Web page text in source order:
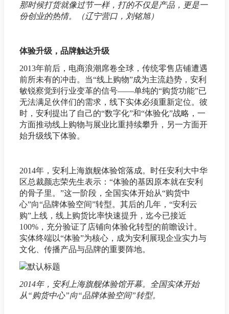
那时候打货就像过节一样，打的不仅是产品，更是一
份创业的热情。（辽宁营口，刘铭旭）
体验升级，品牌触达升级
2013年前后，电商浪潮席卷全球，传统零售店铺遭遇
前所未有的冲击。当“线上购物”成为主流趋势，安利
敏锐察觉到行业变革的信号——单纯的“购货功能”已
无法满足伙伴们的需求，线下实体必须重新定位。彼
时，安利提出了自己的“数字化”和“体验化”战略，一
方面推动线上购物与展业比重持续攀升，另一方面开
始升级线下体验。
2014年，安利上海旗舰体验馆落成。时任安利大中华
区总裁颜志荣先生表示：“体验的基因原本就在安利
的骨子里。”这一阶段，全国实体开始从“购货中
心”向“品牌体验空间”转型。其后的几年，“安利云
购”上线，线上购货比率快速提升，迄今已接近
100%，充分验证了店铺向体验化转型的前瞻设计。
实体终端以“体验”为核心，成为安利展现企业实力与
文化、传播产品与品牌的重要阵地。
2014年，安利上海旗舰体验馆开幕。全国实体开始
从“购货中心”向“品牌体验空间”转型。